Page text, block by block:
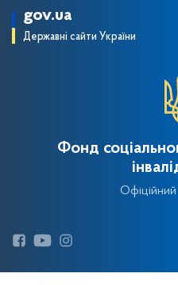
gov.ua
Державні сайти України
Фонд